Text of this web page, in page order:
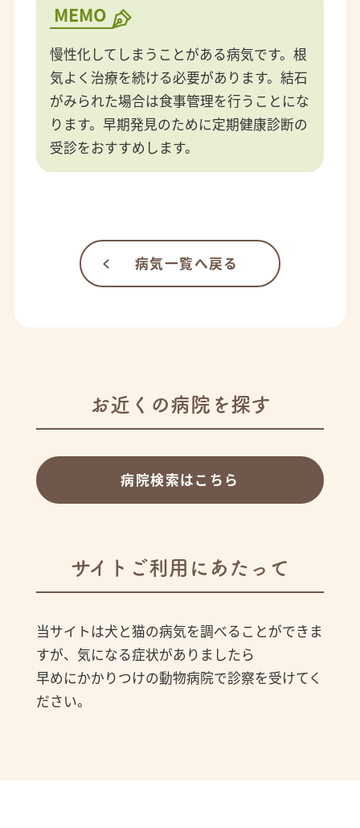
MEMO
慢性化してしまうことがある病気です。根
気よく治療を続ける必要があります。結石
がみられた場合は食事管理を行うことにな
ります。早期発見のために定期健康診断の
受診をおすすめします。
病気一覧へ戻る
お近くの病院を探す
病院検索はこちら
サイトご利用にあたって
当サイトは犬と猫の病気を調べることができま
すが、気になる症状がありましたら
早めにかかりつけの動物病院で診察を受けてく
ださい。